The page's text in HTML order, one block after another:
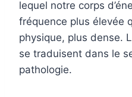
lequel notre corps
fréquence plus élevée
physique, plus dense.
se traduisent dans le
pathologie.